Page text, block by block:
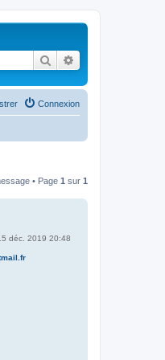
Rechercher
Connexion
• Page 1 sur 1
déc. 2019 20:48